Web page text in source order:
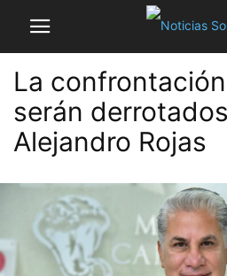
La
serán
Alejandro Rojas